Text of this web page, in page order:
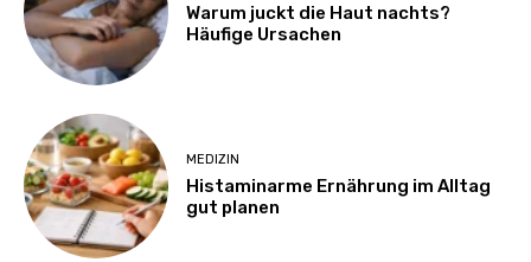
Warum juckt die Haut nachts?
Häufige Ursachen
MEDIZIN
Histaminarme Ernährung im Alltag
gut planen